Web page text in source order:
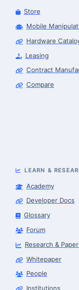
Store
Mobile
Hardware
Leasing
Contract
Compare
LEARN &
Academy
Developer Docs
Glossary
Forum
Research &
Whitepaper
People
Institutions
Robotics